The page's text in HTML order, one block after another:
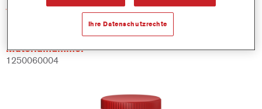
Artikelnummer
Materialnummer
1250060004
Ihre Datenschutzrechte